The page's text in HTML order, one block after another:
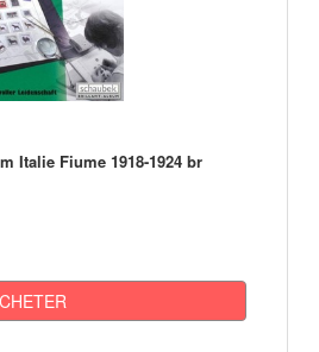
Italie Fiume 1918-1924 br